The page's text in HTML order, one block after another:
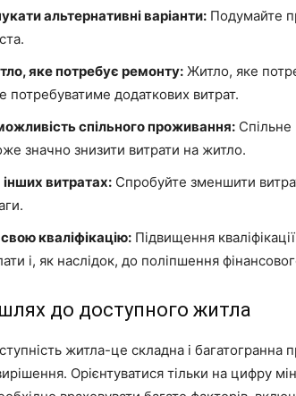
альтернативні варіанти: Подумайте
яке потребує ремонту: Житло, яке
додаткових витрат.
спільного проживання:
значно знизити витрати на житло.
витратах: Спробуйте зменшити
кваліфікацію: Підвищення
і, як наслідок, до поліпшення
до доступного житла
житла-це складна і багатогранна
Орієнтуватися тільки на цифру